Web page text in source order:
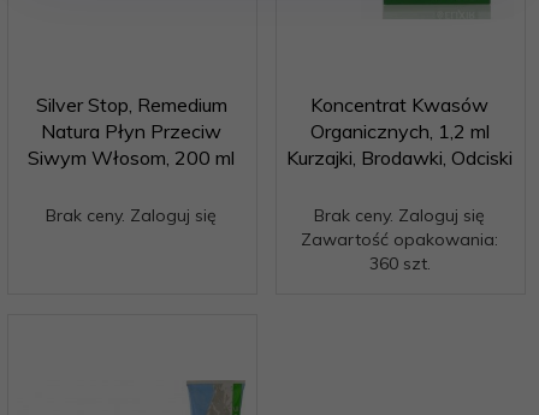
Silver Stop, Remedium
Natura Płyn Przeciw
Siwym Włosom, 200 ml
Brak ceny. Zaloguj się
Koncentrat Kwasów
Organicznych, 1,2 ml
Kurzajki, Brodawki, Odciski
Brak ceny. Zaloguj się
Zawartość opakowania:
360 szt.